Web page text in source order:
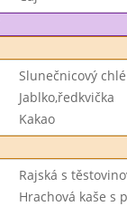
Slunečnicový
Jablko,ředkvička
Kakao
Rajská s
Hrachová kaše s